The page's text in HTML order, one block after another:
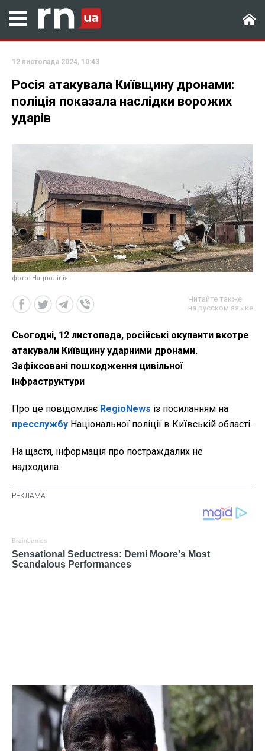
12 листопада 2024, 10:43
Росія атакувала Київщину дронами:
поліція показала наслідки ворожих
ударів
фото: Нацполіція
Читайте также
на русском языке
Сьогодні, 12 листопада, російські окупанти вкотре
атакували Київщину ударними дронами.
Зафіксовані пошкодження цивільної
інфраструктури
Про це повідомляє RegioNews із посиланням на
пресслужбу Національної поліції в Київській області.
На щастя, інформація про постраждалих не
надходила.